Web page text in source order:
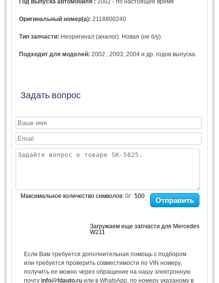
Оригинальный номер(а):2118800240
Тип запчасти: Неоригинал (аналог). Новая (не б/у).
Подходит для моделей: 2002 ,2003 ,2004 и др. годов выпуска.
Задать вопрос
Максимальное количество символов: 0/ 500 Отправить
Загружаем еще запчасти для Mercedes
W211
Если Вам требуется дополнительная помощь с подбором
или требуется проверить совместимости по VIN номеру,
получить ее можно через обращение на нашу электронную
почту info@fdauto.ruили в WhatsApp, по номеру указаному в